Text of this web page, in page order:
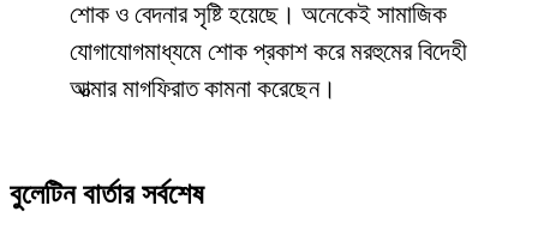
শোক ও বেদনার সৃষ্টি হয়েছে। অনেকেই সামাজিক
যোগাযোগমাধ্যমে শোক প্রকাশ করে মরহুমের বিদেহী
আত্মার মাগফিরাত কামনা করেছেন।
বুলেটিন বার্তার সর্বশেষ